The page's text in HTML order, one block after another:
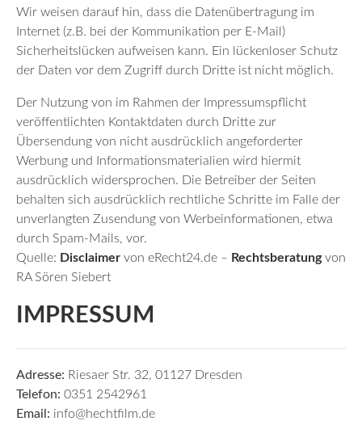
Wir weisen darauf hin, dass die Datenübertragung im
Internet (z.B. bei der Kommunikation per E-Mail)
Sicherheitslücken aufweisen kann. Ein lückenloser Schutz
der Daten vor dem Zugriff durch Dritte ist nicht möglich.
Der Nutzung von im Rahmen der Impressumspflicht
veröffentlichten Kontaktdaten durch Dritte zur
Übersendung von nicht ausdrücklich angeforderter
Werbung und Informationsmaterialien wird hiermit
ausdrücklich widersprochen. Die Betreiber der Seiten
behalten sich ausdrücklich rechtliche Schritte im Falle der
unverlangten Zusendung von Werbeinformationen, etwa
durch Spam-Mails, vor.
Quelle: Disclaimer von eRecht24.de – Rechtsberatungvon
RA Sören Siebert
IMPRESSUM
Adresse: Riesaer Str. 32, 01127 Dresden
Telefon: 0351 2542961
Email: info@hechtfilm.de